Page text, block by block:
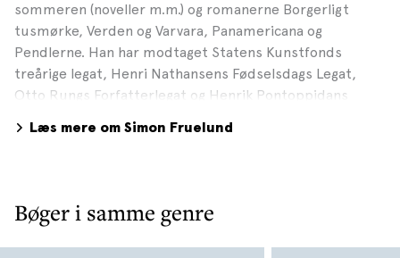
sommeren (noveller m.m.) og romanerne Borgerligt
tusmørke, Verden og Varvara, Panamericana og
Pendlerne. Han har modtaget Statens Kunstfonds
treårige legat, Henri Nathansens Fødselsdags Legat,
Otto Rungs Forfatterlegat og Henrik Pontoppidans
er oversat til bl.a. italiensk og engelsk. Læs mere her:
http://www.litteratursiden.dk/forfattere/simon-
fruelund
Læs mere om Simon Fruelund
Bøger i samme genre